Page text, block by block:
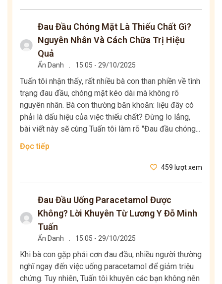
Đau Đầu Chóng Mặt Là Thiếu Chất Gì?
Nguyên Nhân Và Cách Chữa Trị Hiệu
Quả
Ẩn Danh 15:05 - 29/10/2025
Tuấn tôi nhận thấy, rất nhiều bà con than phiền về tình
trạng đau đầu, chóng mặt kéo dài mà không rõ
nguyên nhân. Bà con thường băn khoăn: liệu đây có
phải là dấu hiệu của việc thiếu chất? Đừng lo lắng,
bài viết này sẽ cùng Tuấn tôi làm rõ "Đau đầu chóng...
Đọc tiếp
459 lượt xem
Đau Đầu Uống Paracetamol Được
Không? Lời Khuyên Từ Lương Y Đỗ Minh
Tuấn
Ẩn Danh 15:05 - 29/10/2025
Khi bà con gặp phải cơn đau đầu, nhiều người thường
nghĩ ngay đến việc uống paracetamol để giảm triệu
chứng. Tuy nhiên, Tuấn tôi khuyên các bạn không nên